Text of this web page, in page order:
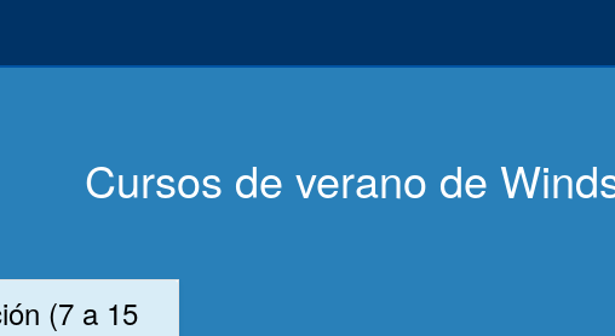
Cursos de verano de
(7 a 15